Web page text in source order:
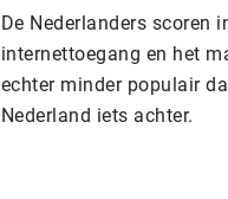
De Nederlanders scoren
internettoegang en het
echter minder populair
Nederland iets achter.